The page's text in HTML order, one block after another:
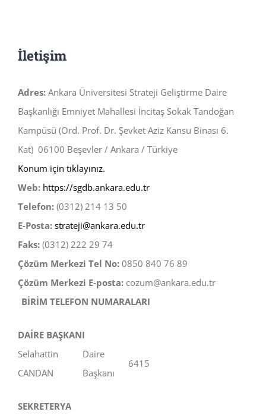
İletişim
Adres: Ankara Üniversitesi Strateji Geliştirme Daire
Başkanlığı Emniyet Mahallesi İncitaş Sokak Tandoğan
Kampüsü (Ord. Prof. Dr. Şevket Aziz Kansu Binası 6.
Kat) 06100 Beşevler / Ankara / Türkiye
Konum için tıklayınız.
Web: https://sgdb.ankara.edu.tr
Telefon: (0312) 214 13 50
E-Posta: strateji@ankara.edu.tr
Faks: (0312) 222 29 74
Çözüm Merkezi Tel No: 0850 840 76 89
Çözüm Merkezi E-posta: cozum@ankara.edu.tr
BİRİM TELEFON NUMARALARI
DAİRE BAŞKANI
Selahattin
CANDAN
Daire
Başkanı
6415
SEKRETERYA